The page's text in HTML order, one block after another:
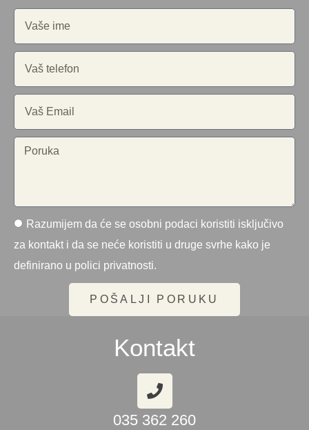
Razumijem da će se osobni podaci koristiti isključivo
za kontakt i da se neće koristiti u druge svrhe kako je
definirano u polici privatnosti.
POŠALJI PORUKU
Kontakt
035 362 260